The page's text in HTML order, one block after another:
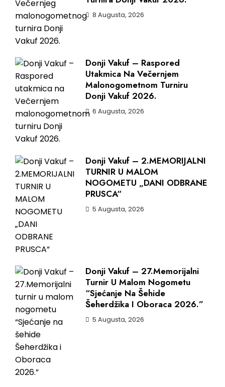
8 Augusta, 2026
Donji Vakuf – Raspored
Utakmica Na Večernjem
Malonogometnom Turniru
Donji Vakuf 2026.
6 Augusta, 2026
Donji Vakuf – 2.MEMORIJALNI
TURNIR U MALOM
NOGOMETU „DANI ODBRANE
PRUSCA“
5 Augusta, 2026
Donji Vakuf – 27.Memorijalni
Turnir U Malom Nogometu
“Sjećanje Na Šehide
Šeherdžika I Oboraca 2026.”
5 Augusta, 2026